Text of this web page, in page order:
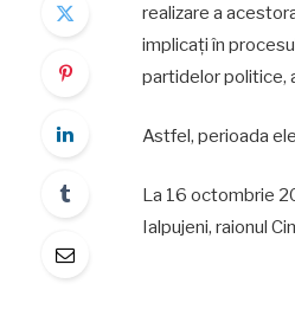
realizare a
implicați în
partidelor politice,
Astfel, perioada
La 16 octombrie
Ialpujeni, raionul